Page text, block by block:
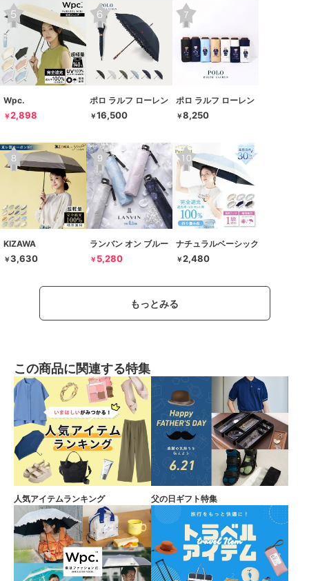
Wpc.
￥2,898
ポロ ラルフ ローレン
￥16,500
ポロ ラルフ ローレン
￥8,250
KIZAWA
￥3,630
ランバン オン ブルー
￥ 5,280
ナチュラルベーシック
￥2,480
もっとみる
この商品に関連する特集
人気アイテムランキング 父の日ギフト特集